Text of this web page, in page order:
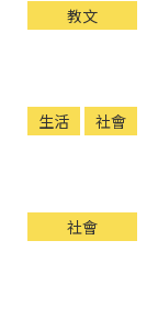
教文
生活 社會
社會